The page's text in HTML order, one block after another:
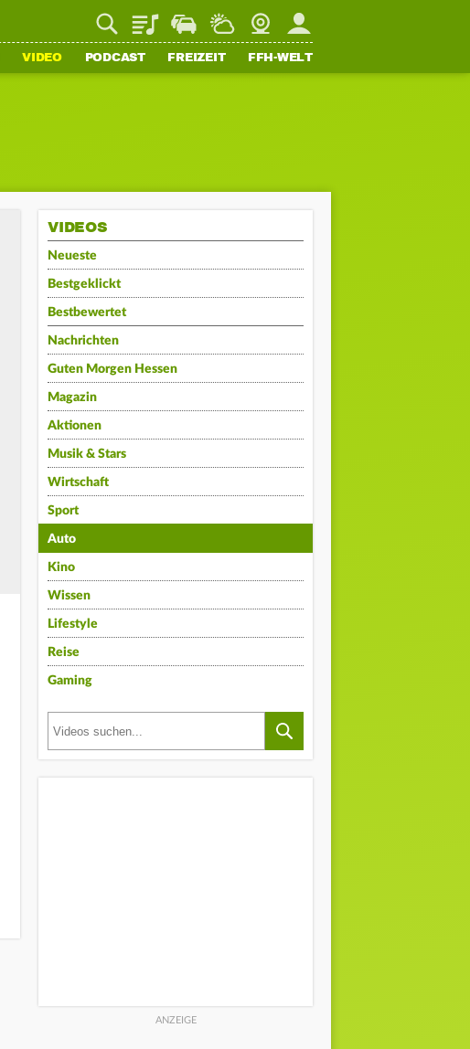
PlaylistStaupilotWetterWebcamMein FFH
VIDEO PODCAST FREIZEIT FFH-WELT
VIDEOS
Neueste
Bestgeklickt
Bestbewertet
Nachrichten
Guten Morgen Hessen
Magazin
Aktionen
Musik & Stars
Wirtschaft
Sport
Auto
Kino
Wissen
Lifestyle
Reise
Gaming